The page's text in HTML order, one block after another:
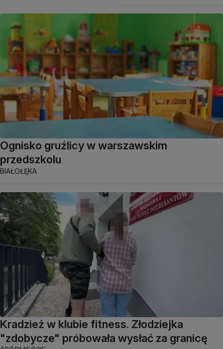
Ognisko gruźlicy w warszawskim
przedszkolu
BIAŁOŁĘKA
Kradzież w klubie fitness. Złodziejka
"zdobycze" próbowała wysłać za granicę